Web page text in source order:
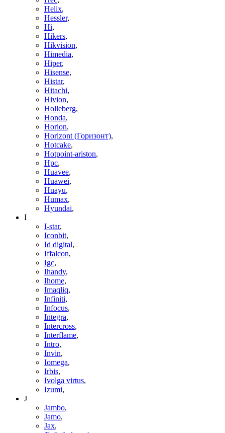
Helix,
Hessler,
Hi,
Hikers,
Hikvision,
Himedia,
Hiper,
Hisense,
Histar,
Hitachi,
Hivion,
Holleberg,
Honda,
Horion,
Horizont (Горизонт),
Hotcake,
Hotpoint-ariston,
Hpc,
Huavee,
Huawei,
Huayu,
Humax,
Hyundai,
I
I-star,
Iconbit,
Id digital,
Iffalcon,
Igc,
Ihandy,
Ihome,
Imaqliq,
Infiniti,
Infocus,
Integra,
Intercross,
Interflame,
Intro,
Invin,
Iomega,
Irbis,
Ivolga virtus,
Izumi,
J
Jambo,
Jamo,
Jax,